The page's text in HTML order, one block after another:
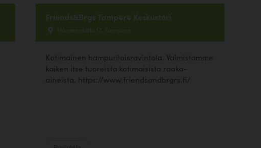
Friends&Brgs Tampere Keskustori
Hämeenkatu 17, Tampere
Kotimainen hampurilaisravintola. Valmistamme
kaiken itse tuoreista kotimaisista raaka-
aineista. https://www.friendsandbrgrs.fi/